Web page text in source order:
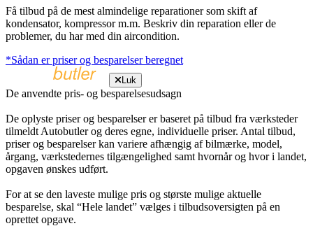
Få tilbud på de mest almindelige reparationer som skift af
kondensator, kompressor m.m. Beskriv din reparation eller de
problemer, du har med din aircondition.
*Sådan er priser og besparelser beregnet
Luk
De anvendte pris- og besparelsesudsagn
De oplyste priser og besparelser er baseret på tilbud fra værksteder
tilmeldt Autobutler og deres egne, individuelle priser. Antal tilbud,
priser og besparelser kan variere afhængig af bilmærke, model,
årgang, værkstedernes tilgængelighed samt hvornår og hvor i landet,
opgaven ønskes udført.
For at se den laveste mulige pris og største mulige aktuelle
besparelse, skal “Hele landet” vælges i tilbudsoversigten på en
oprettet opgave.